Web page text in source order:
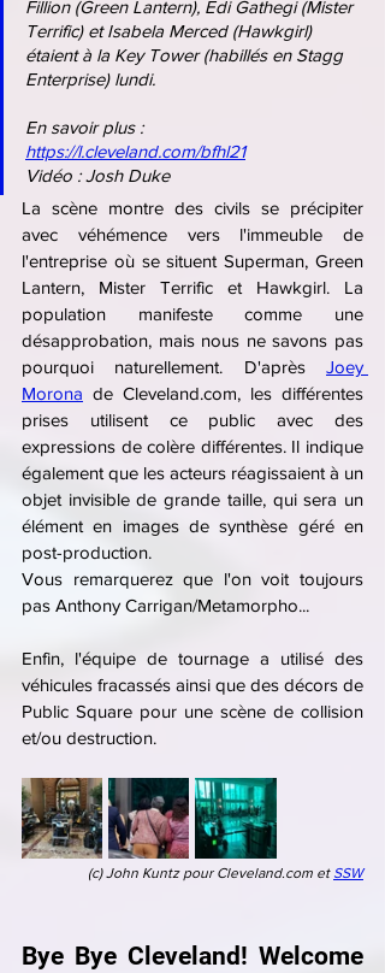
Fillion (Green Lantern), Edi Gathegi (Mister
Terrific) et Isabela Merced (Hawkgirl)
étaient à la Key Tower (habillés en Stagg
Enterprise) lundi.
En savoir plus :
https://l.cleveland.com/bfhl21
Vidéo : Josh Duke
La scène montre des civils se précipiter
avec véhémence vers l'immeuble de
l'entreprise où se situent Superman, Green
Lantern, Mister Terrific et Hawkgirl. La
population manifeste comme une
désapprobation, mais nous ne savons pas
pourquoi naturellement. D'après Joey
Morona de Cleveland.com, les différentes
prises utilisent ce public avec des
expressions de colère différentes. Il indique
également que les acteurs réagissaient à un
objet invisible de grande taille, qui sera un
élément en images de synthèse géré en
post-production.
Vous remarquerez que l'on voit toujours
pas Anthony Carrigan/Metamorpho...
Enfin, l'équipe de tournage a utilisé des
véhicules fracassés ainsi que des décors de
Public Square pour une scène de collision
et/ou destruction.
(c) John Kuntz pour Cleveland.com et SSW
Bye Bye Cleveland! Welcome